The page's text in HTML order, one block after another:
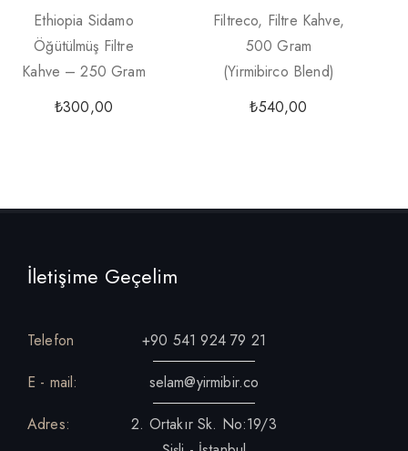
Ethiopia Sidamo
Öğütülmüş Filtre
Kahve – 250 Gram
₺300,00
Filtreco, Filtre Kahve,
500 Gram
(yirmibirco Blend)
₺540,00
İletişime Geçelim
Telefon
+90 541 924 79 21
E - mail:
selam@yirmibir.co
Adres:
2. Ortakır Sk. No:19/3